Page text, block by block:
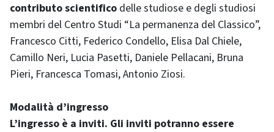
contributo scientifico delle studiose e degli studiosi
membri del Centro Studi “La permanenza del Classico”,
Francesco Citti, Federico Condello, Elisa Dal Chiele,
Camillo Neri, Lucia Pasetti, Daniele Pellacani, Bruna
Pieri, Francesca Tomasi, Antonio Ziosi.
Modalità d’ingresso
L’ingresso è a inviti. Gli inviti potranno essere